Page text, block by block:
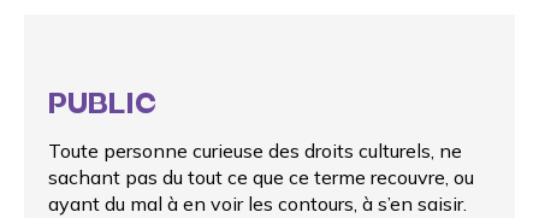
PUBLIC
Toute personne curieuse des droits culturels, ne
sachant pas du tout ce que ce terme recouvre, ou
ayant du mal à en voir les contours, à s’en saisir.